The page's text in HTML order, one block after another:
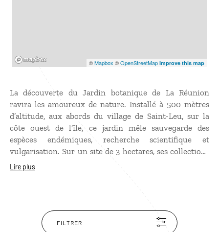
©Mapbox ©OpenStreetMap Improve this map
La découverte du Jardin botanique de La Réunion
ravira les amoureux de nature. Installé à 500 mètres
d’altitude, aux abords du village de Saint-Leu, sur la
côte ouest de l’île, ce jardin mêle sauvegarde des
espèces endémiques, recherche scientifique et
vulgarisation. Sur un site de 3 hectares, ses collections
végétales permettent de découvrir une cinquantaine
passionnantes visites guidées.
Lire plus
FILTRER